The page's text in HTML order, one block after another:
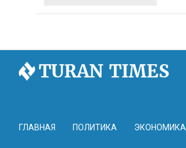
ГЛАВНАЯ ПОЛИТИКА ЭКОНОМИКА